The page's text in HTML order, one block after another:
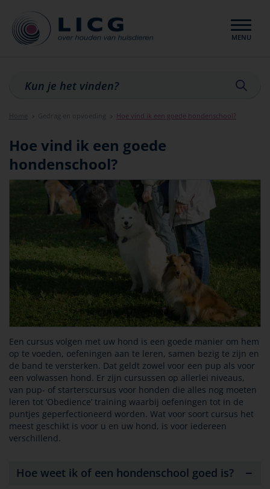
MENU
Sluiten
Home Gedrag en opvoeding Hoe vind ik een goede hondenschool?
Hoe vind ik een goede
hondenschool?
Een cursus volgen met uw hond is een goede manier om hem
op te voeden, oefeningen aan te leren, samen bezig te zijn en
de band te versterken. Dat geldt zowel voor een pup als voor
een volwassen hond. Er zijn cursussen op allerlei niveaus,
van pup- of starterscursus voor honden die alles nog moeten
leren tot ‘Obedience’ training waarbij oefeningen tot in de
puntjes geperfectioneerd worden. Wat voor soort cursus het
meest geschikt is voor u en uw hond, is voor iedereen
verschillend.
Hoe weet ik of een hondenschool goed is?